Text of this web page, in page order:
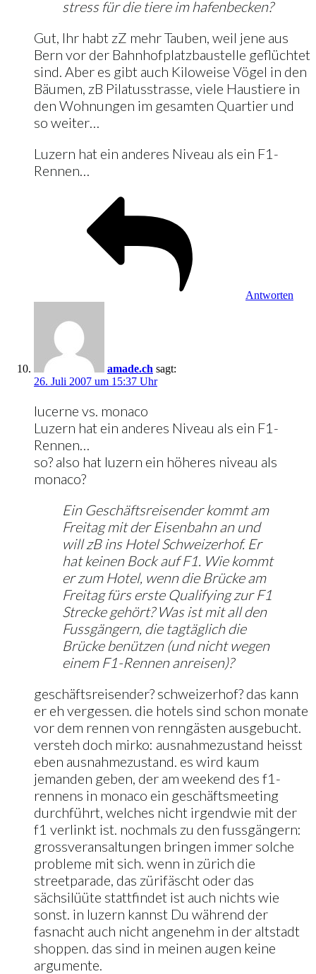
stress für die tiere im hafenbecken?
Gut, Ihr habt zZ mehr Tauben, weil jene aus
Bern vor der Bahnhofplatzbaustelle geflüchtet
sind. Aber es gibt auch Kiloweise Vögel in den
Bäumen, zB Pilatusstrasse, viele Haustiere in
den Wohnungen im gesamten Quartier und
so weiter…
Luzern hat ein anderes Niveau als ein F1-
Rennen…
Antworten
amade.ch sagt:
26. Juli 2007 um 15:37 Uhr
lucerne vs. monaco
Luzern hat ein anderes Niveau als ein F1-
Rennen…
so? also hat luzern ein höheres niveau als
monaco?
Ein Geschäftsreisender kommt am
Freitag mit der Eisenbahn an und
will zB ins Hotel Schweizerhof. Er
hat keinen Bock auf F1. Wie kommt
er zum Hotel, wenn die Brücke am
Freitag fürs erste Qualifying zur F1
Strecke gehört? Was ist mit all den
Fussgängern, die tagtäglich die
Brücke benützen (und nicht wegen
einem F1-Rennen anreisen)?
geschäftsreisender? schweizerhof? das kann
er eh vergessen. die hotels sind schon monate
vor dem rennen von renngästen ausgebucht.
versteh doch mirko: ausnahmezustand heisst
eben ausnahmezustand. es wird kaum
jemanden geben, der am weekend des f1-
rennens in monaco ein geschäftsmeeting
durchführt, welches nicht irgendwie mit der
f1 verlinkt ist. nochmals zu den fussgängern:
grossveransaltungen bringen immer solche
probleme mit sich. wenn in zürich die
streetparade, das zürifäscht oder das
sächsilüüte stattfindet ist auch nichts wie
sonst. in luzern kannst Du während der
fasnacht auch nicht angenehm in der altstadt
shoppen. das sind in meinen augen keine
argumente.